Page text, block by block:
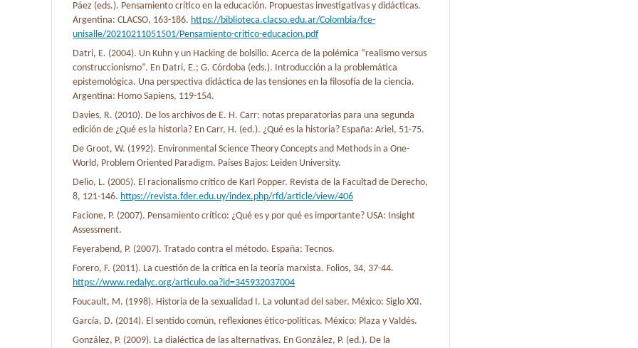
Páez (eds.). Pensamiento crítico en la educación. Propuestas investigativas y didácticas.
Argentina: CLACSO, 163-186. https://biblioteca.clacso.edu.ar/Colombia/fce-
unisalle/20210211051501/Pensamiento-critico-educacion.pdf
Datri, E. (2004). Un Kuhn y un Hacking de bolsillo. Acerca de la polémica “realismo versus
construccionismo”. En Datri, E.; G. Córdoba (eds.). Introducción a la problemática
epistemológica. Una perspectiva didáctica de las tensiones en la filosofía de la ciencia.
Argentina: Homo Sapiens, 119-154.
Davies, R. (2010). De los archivos de E. H. Carr: notas preparatorias para una segunda
edición de ¿Qué es la historia? En Carr, H. (ed.). ¿Qué es la historia? España: Ariel, 51-75.
De Groot, W. (1992). Environmental Science Theory Concepts and Methods in a One-
World, Problem Oriented Paradigm. Países Bajos: Leiden University.
Delio, L. (2005). El racionalismo crítico de Karl Popper. Revista de la Facultad de Derecho,
8, 121-146. https://revista.fder.edu.uy/index.php/rfd/article/view/406
Facione, P. (2007). Pensamiento crítico: ¿Qué es y por qué es importante? USA: Insight
Assessment.
Feyerabend, P. (2007). Tratado contra el método. España: Tecnos.
Forero, F. (2011). La cuestión de la crítica en la teoría marxista. Folios, 34, 37-44.
https://www.redalyc.org/articulo.oa?id=345932037004
Foucault, M. (1998). Historia de la sexualidad I. La voluntad del saber. México: Siglo XXI.
García, D. (2014). El sentido común, reflexiones ético-políticas. México: Plaza y Valdés.
González, P. (2009). La dialéctica de las alternativas. En González, P. (ed.). De la